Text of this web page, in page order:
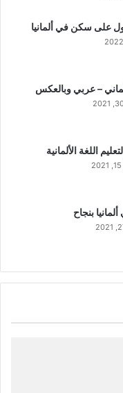
على سكن في ألمانيا
– عربي وبالعكس
اللغة الألمانية
بنجاح